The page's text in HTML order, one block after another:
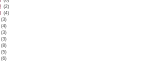
(2)
(4)
(3)
(4)
(3)
(3)
(8)
(5)
(6)